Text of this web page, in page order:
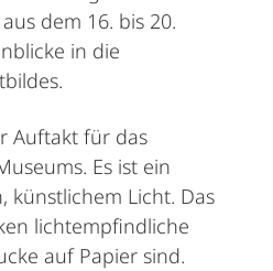
dem 16. bis 20.
in die
Auftakt für das
Es ist ein
künstlichem Licht. Das
lichtempfindliche
auf Papier sind.